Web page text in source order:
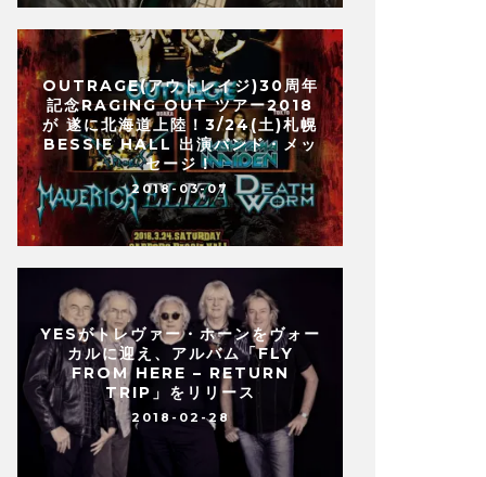
OUTRAGE(アウトレイジ)30周年
記念RAGING OUT ツアー2018
が 遂に北海道上陸！3/24(土)札幌
BESSIE HALL 出演バンド・メッ
セージ！
2018-03-07
YESがトレヴァー・ホーンをヴォー
カルに迎え、アルバム「FLY
FROM HERE – RETURN
TRIP」をリリース
2018-02-28